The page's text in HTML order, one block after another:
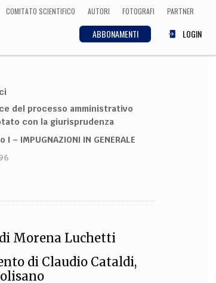
COMITATO SCIENTIFICO AUTORI FOTOGRAFI PARTNER
ABBONAMENTI LOGIN
Matematica, Fisica,
Biologia, Cifrematica,
del processo amministrativo
con la giurisprudenza
I – IMPUGNAZIONI IN GENERALE
Morena Luchetti
di Claudio Cataldi,